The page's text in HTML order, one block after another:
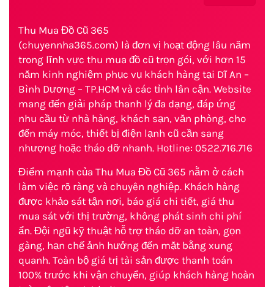
Thu Mua Đồ Cũ 365
(chuyennha365.com) là đơn vị hoạt động lâu năm
trong lĩnh vực thu mua đồ cũ trọn gói, với hơn 15
năm kinh nghiệm phục vụ khách hàng tại Dĩ An –
Bình Dương – TP.HCM và các tỉnh lân cận. Website
mang đến giải pháp thanh lý đa dạng, đáp ứng
nhu cầu từ nhà hàng, khách sạn, văn phòng, cho
đến máy móc, thiết bị điện lạnh cũ cần sang
nhượng hoặc tháo dỡ nhanh. Hotline: 0522.716.716
Điểm mạnh của Thu Mua Đồ Cũ 365 nằm ở cách
làm việc rõ ràng và chuyên nghiệp. Khách hàng
được khảo sát tận nơi, báo giá chi tiết, giá thu
mua sát với thị trường, không phát sinh chi phí
ẩn. Đội ngũ kỹ thuật hỗ trợ tháo dỡ an toàn, gọn
gàng, hạn chế ảnh hưởng đến mặt bằng xung
quanh. Toàn bộ giá trị tài sản được thanh toán
100% trước khi vận chuyển, giúp khách hàng hoàn